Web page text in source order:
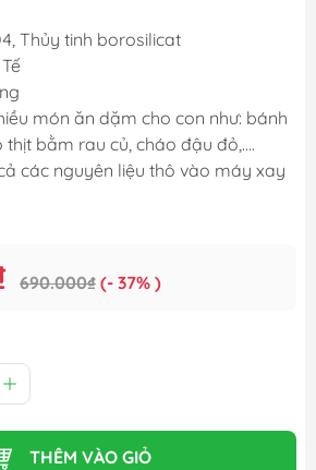
Thủy tinh borosilicat
món ăn dặm cho con như: bánh
bằm rau củ, cháo đậu đỏ,….
các nguyên liệu thô vào máy xay
690.000₫ (- 37% )
THÊM VÀO GIỎ